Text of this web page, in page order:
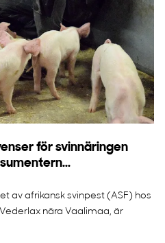
för svinnäringen
av afrikansk svinpest (ASF) hos
nära Vaalimaa, är